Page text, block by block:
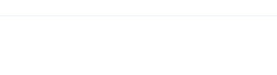
Valentín Rivas
la Semana Grande Donostiarra
gastronomía y talento de la tierra en La Malagueta